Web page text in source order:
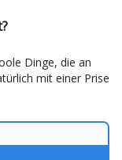
Dinge, die an
mit einer Prise